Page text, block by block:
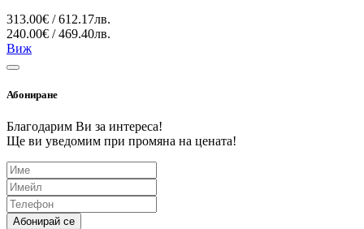
313.00€ / 612.17лв.
240.00€ / 469.40лв.
Виж
Абониране
Благодарим Ви за интереса!
Ще ви уведомим при промяна на цената!
Абонирай се